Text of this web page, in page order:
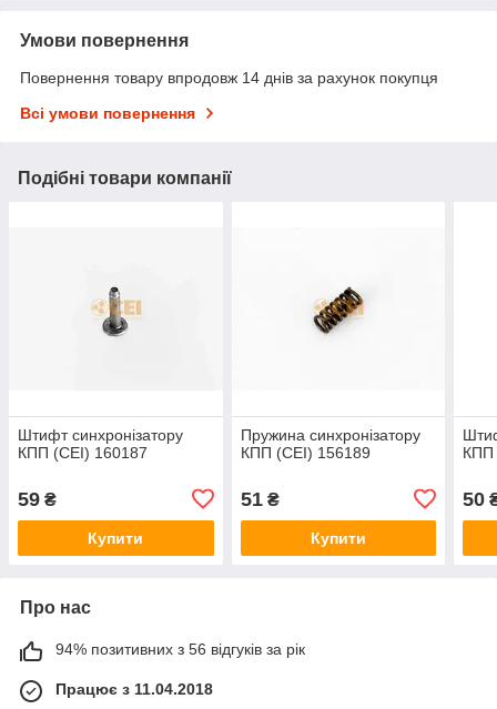
Умови повернення
Повернення товару впродовж 14 днів за рахунок покупця
Всі умови повернення
Подібні товари компанії
Штифт синхронізатору
КПП (CEI) 160187
59 ₴
Купити
Пружина синхронізатору
КПП (CEI) 156189
51₴
Купити
КПП
50
Про нас
94% позитивних з 56 відгуків за рік
Працює з 11.04.2018